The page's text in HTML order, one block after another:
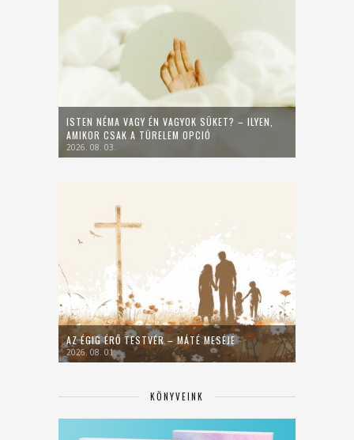
ISTEN NÉMA VAGY ÉN VAGYOK SÜKET? – ILYEN,
AMIKOR CSAK A TÜRELEM OPCIÓ
2026. 08. 03.
AZ ÉGIG ÉRŐ TESTVÉR – MÁTÉ MESÉJE
2026. 08. 01.
KÖNYVEINK